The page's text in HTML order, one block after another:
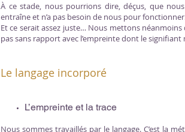
À ce stade, nous pourrions dire, déçus, que
entraîne et n’a pas besoin de nous pour
Et ce serait assez juste… Nous mettons néanmoins
pas sans rapport avec l’empreinte dont le
Le langage incorporé
L’empreinte et la trace
Nous sommes travaillés par le langage. C’est la